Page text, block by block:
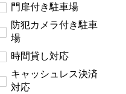
門扉付き駐車場
防犯カメラ付き駐車
場
時間貸し対応
キャッシュレス決済
対応